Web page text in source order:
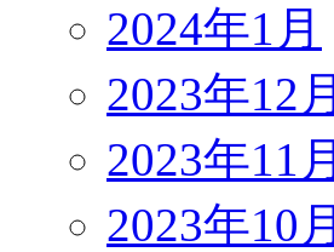
2024年1月
2023年12月
2023年11月
2023年10月